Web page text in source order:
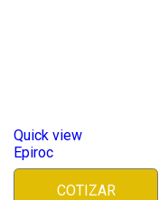
Quick view
Epiroc
COTIZAR